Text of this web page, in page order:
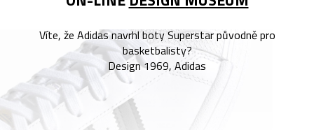
Víte, že Adidas navrhl boty Superstar původně pro
basketbalisty?
Design 1969, Adidas